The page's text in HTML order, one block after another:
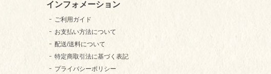
インフォメーション
ご利用ガイド
お支払い方法について
配送/送料について
特定商取引法に基づく表記
プライバシーポリシー